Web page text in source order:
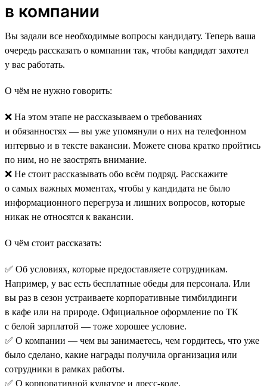
в компании
Вы задали все необходимые вопросы кандидату. Теперь ваша
очередь рассказать о компании так, чтобы кандидат захотел
у вас работать.
О чём не нужно говорить:
❌ На этом этапе не рассказываем о требованиях
и обязанностях — вы уже упомянули о них на телефонном
интервью и в тексте вакансии. Можете снова кратко пройтись
по ним, но не заострять внимание.
❌ Не стоит рассказывать обо всём подряд. Расскажите
о самых важных моментах, чтобы у кандидата не было
информационного перегруза и лишних вопросов, которые
никак не относятся к вакансии.
О чём стоит рассказать:
✅ Об условиях, которые предоставляете сотрудникам.
Например, у вас есть бесплатные обеды для персонала. Или
вы раз в сезон устраиваете корпоративные тимбилдинги
в кафе или на природе. Официальное оформление по ТК
с белой зарплатой — тоже хорошее условие.
✅ О компании — чем вы занимаетесь, чем гордитесь, что уже
было сделано, какие награды получила организация или
сотрудники в рамках работы.
✅ О корпоративной культуре и дресс-коде.